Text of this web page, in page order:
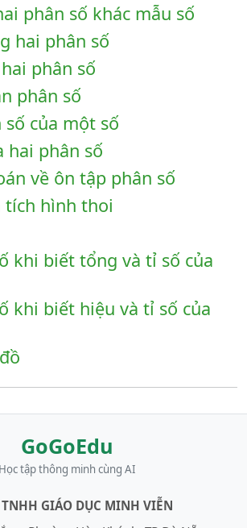
phân số khác mẫu số
hai phân số
phân số
phân số
số của một số
hai phân số
về ôn tập phân số
tích hình thoi
khi biết tổng và tỉ số của
khi biết hiệu và tỉ số của
GoGoEdu
Học tập thông minh cùng AI
GIÁO DỤC MINH VIỄN